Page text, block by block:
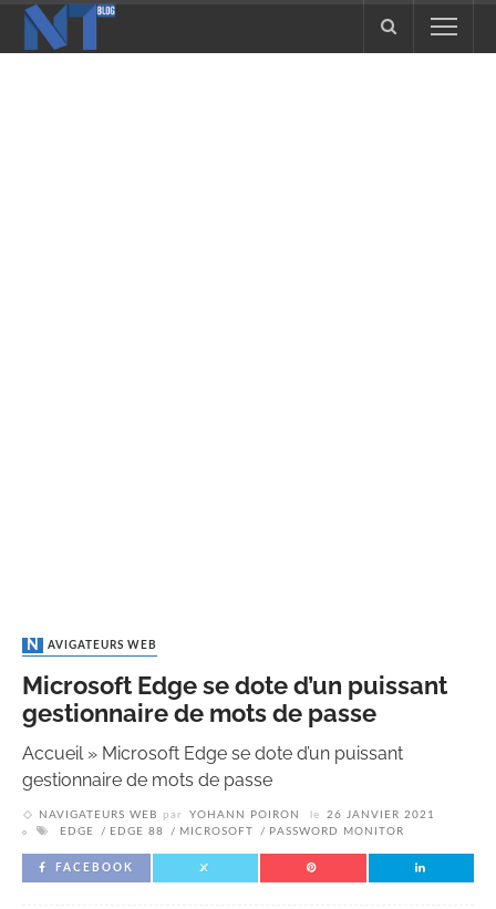
NAVIGATEURS WEB
Microsoft Edge se dote d’un puissant
gestionnaire de mots de passe
Accueil» Microsoft Edge se dote d’un puissant
gestionnaire de mots de passe
NAVIGATEURS WEB par YOHANN POIRON le
26 JANVIER 2021
EDGE
EDGE 88 MICROSOFT PASSWORD MONITOR
FACEBOOK